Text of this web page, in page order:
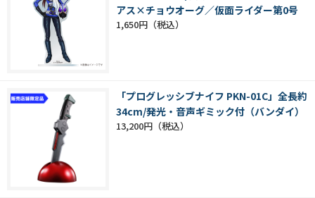
アス×チョウオーグ／仮面ライダー第0号
1,650円
「プログレッシブナイフ PKN-01C」全長約
34cm/発光・音声ギミック付（バンダイ）
13,200円